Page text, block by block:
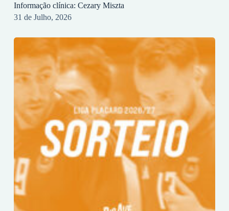
Informação clínica: Cezary Miszta
31 de Julho, 2026